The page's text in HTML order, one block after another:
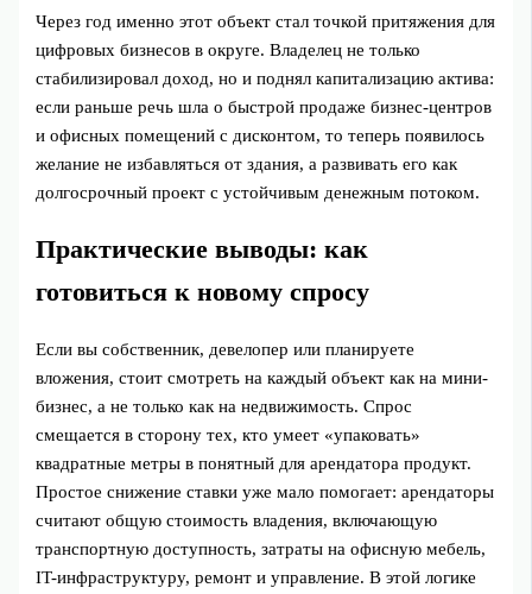
Через год именно этот объект стал точкой притяжения для
цифровых бизнесов в округе. Владелец не только
стабилизировал доход, но и поднял капитализацию актива:
если раньше речь шла о быстрой продаже бизнес-центров
и офисных помещений с дисконтом, то теперь появилось
желание не избавляться от здания, а развивать его как
долгосрочный проект с устойчивым денежным потоком.
Практические выводы: как
готовиться к новому спросу
Если вы собственник, девелопер или планируете
вложения, стоит смотреть на каждый объект как на мини-
бизнес, а не только как на недвижимость. Спрос
смещается в сторону тех, кто умеет «упаковать»
квадратные метры в понятный для арендатора продукт.
Простое снижение ставки уже мало помогает: арендаторы
считают общую стоимость владения, включающую
транспортную доступность, затраты на офисную мебель,
IT-инфраструктуру, ремонт и управление. В этой логике